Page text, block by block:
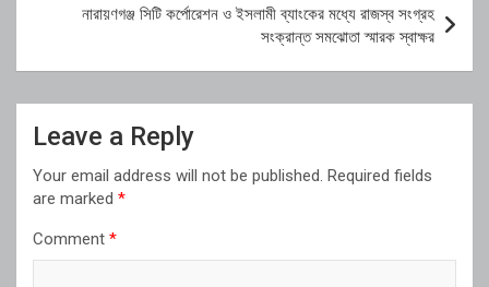
নারায়ণগঞ্জ সিটি কর্পোরেশন ও ইসলামী ব্যাংকের মধ্যে রাজস্ব সংগ্রহ
সংক্রান্ত সমঝোতা স্মারক স্বাক্ষর
Leave a Reply
Your email address will not be published. Required fields
are marked *
Comment *